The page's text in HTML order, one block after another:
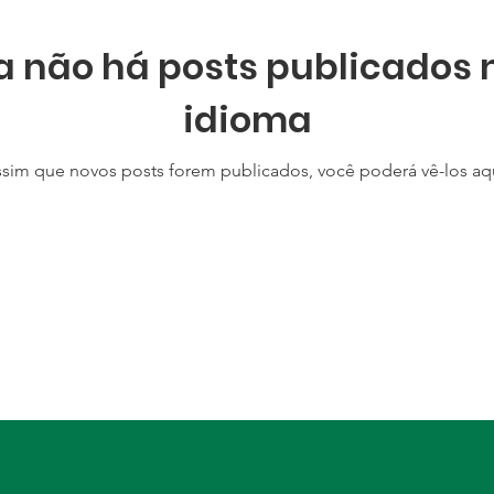
não há posts publicados
idioma
que novos posts forem publicados, você poderá vê-los